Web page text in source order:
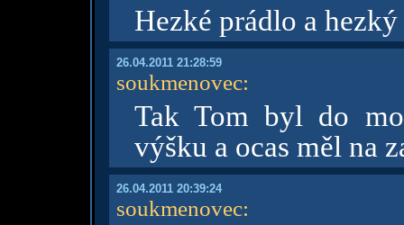
Hezké prádlo a
26.04.2011 21:28:59
soukmenovec:
Tak Tom byl do
výšku a ocas měl na
26.04.2011 20:39:24
soukmenovec: